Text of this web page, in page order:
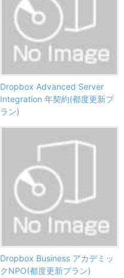
Dropbox Advanced Server
Integration 年契約(都度更新プ
ラン)
Dropbox Business アカデミッ
クNPO(都度更新プラン)